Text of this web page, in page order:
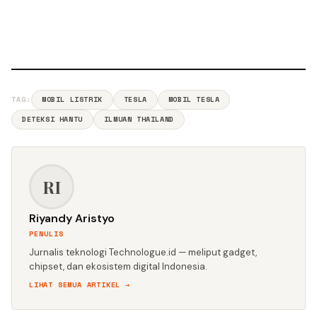
TAG: MOBIL LISTRIK TESLA
MOBIL TESLA
DETEKSI HANTU
ILMUAN THAILAND
RI
Riyandy Aristyo
PENULIS
Jurnalis teknologi Technologue.id — meliput gadget,
chipset, dan ekosistem digital Indonesia.
LIHAT SEMUA ARTIKEL →